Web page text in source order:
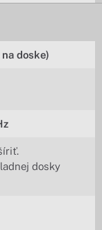
doske)
dosky